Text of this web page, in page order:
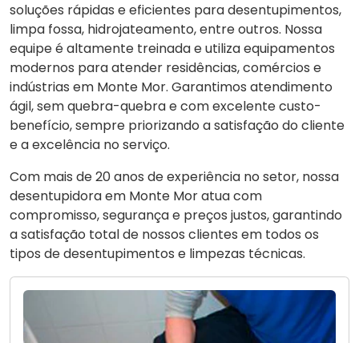
soluções rápidas e eficientes para desentupimentos,
limpa fossa, hidrojateamento, entre outros. Nossa
equipe é altamente treinada e utiliza equipamentos
modernos para atender residências, comércios e
indústrias em Monte Mor. Garantimos atendimento
ágil, sem quebra-quebra e com excelente custo-
benefício, sempre priorizando a satisfação do cliente
e a excelência no serviço.
Com mais de 20 anos de experiência no setor, nossa
desentupidora em Monte Mor atua com
compromisso, segurança e preços justos, garantindo
a satisfação total de nossos clientes em todos os
tipos de desentupimentos e limpezas técnicas.